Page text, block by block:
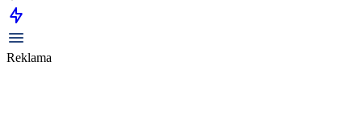
Reklama